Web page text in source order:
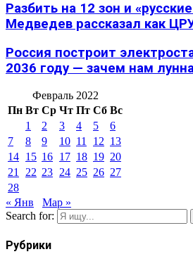
Разбить на 12 зон и
Медведев рассказал как
Россия построит
2036 году — зачем нам
Февраль 2022
Пн Вт Ср Чт Пт Сб Вс
1
2 3 4 5
6
7
8 9 10 11 12 13
14 15 16 17 18 19 20
21
22 23 24 25 26 27
28
« Янв
Мар »
Search for:
Рубрики